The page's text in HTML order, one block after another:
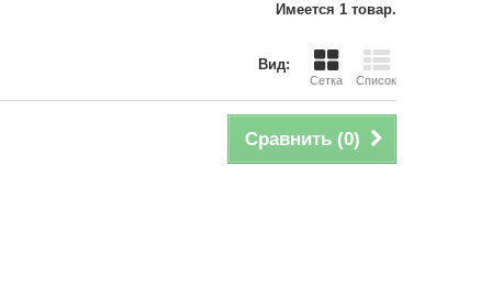
Имеется 1 товар.
Вид:
Сетка Список
Сравнить (0)